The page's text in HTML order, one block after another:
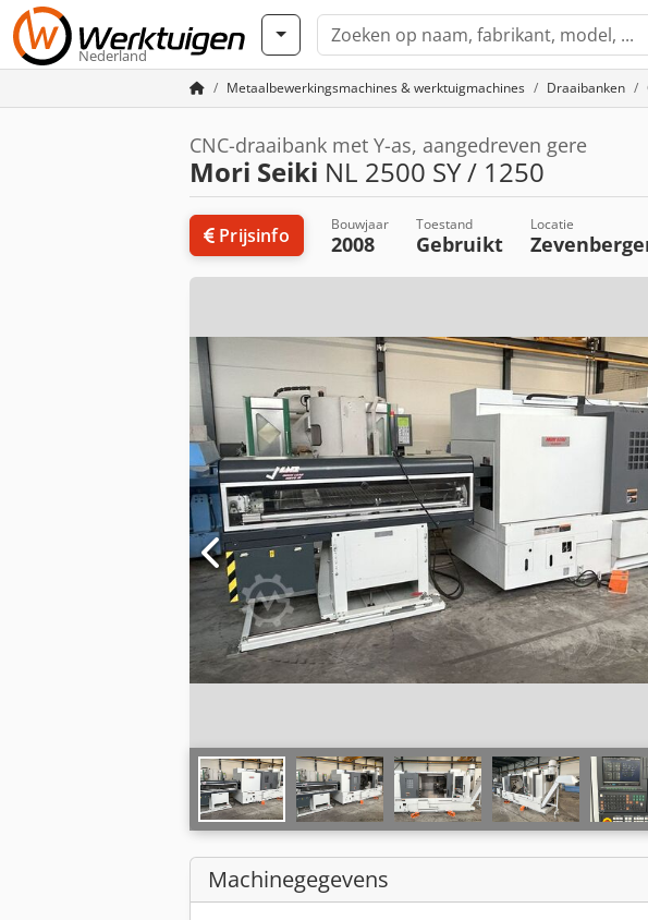
Nederland
Metaalbewerkingsmachines & werktuigmachines Draaibanken
CNC-draaibank met Y-as, aangedreven gere
Mori Seiki NL 2500 SY / 1250
Prijsinfo Bouwjaar
2008
Toestand
Gebruikt
Locatie
Machinegegevens